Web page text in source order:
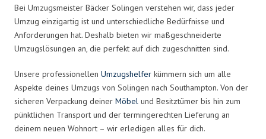
Bei Umzugsmeister Bäcker Solingen verstehen wir, dass jeder
Umzug einzigartig ist und unterschiedliche Bedürfnisse und
Anforderungen hat. Deshalb bieten wir maßgeschneiderte
Umzugslösungen an, die perfekt auf dich zugeschnitten sind.
Unsere professionellen Umzugshelfer kümmern sich um alle
Aspekte deines Umzugs von Solingen nach Southampton. Von der
sicheren Verpackung deiner Möbel und Besitztümer bis hin zum
pünktlichen Transport und der termingerechten Lieferung an
deinem neuen Wohnort – wir erledigen alles für dich.